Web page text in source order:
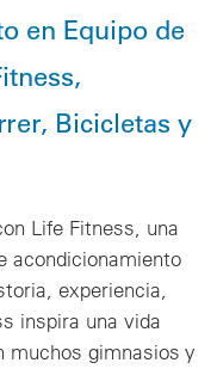
en Equipo de
Bicicletas y
Life Fitness, una
acondicionamiento
experiencia,
inspira una vida
muchos gimnasios y